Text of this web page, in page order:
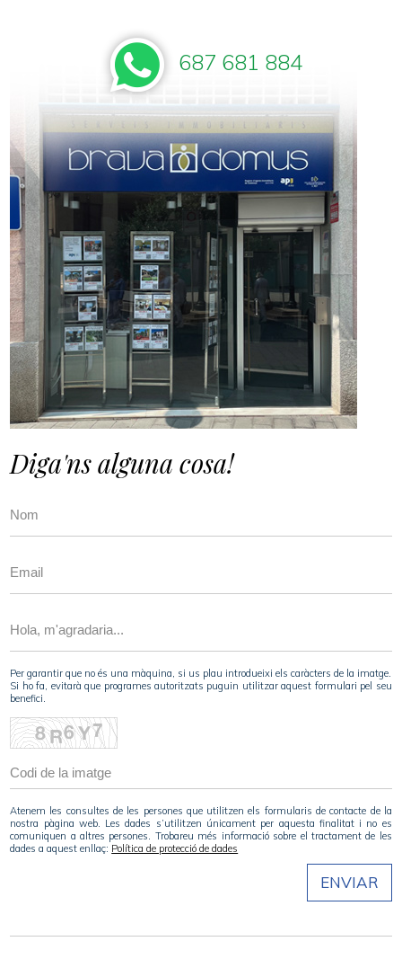
687 681 884
Diga'ns alguna cosa!
Per garantir que no és una màquina, si us plau introdueixi els caràcters de la imatge.
Si ho fa, evitarà que programes autoritzats puguin utilitzar aquest formulari pel seu
benefici.
Atenem les consultes de les persones que utilitzen els formularis de contacte de la
nostra pàgina web. Les dades s’utilitzen únicament per aquesta finalitat i no es
comuniquen a altres persones. Trobareu més informació sobre el tractament de les
dades a aquest enllaç: Política de protecció de dades
ENVIAR